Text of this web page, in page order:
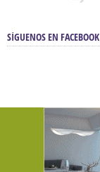
SÍGUENOS EN FACEBOOK